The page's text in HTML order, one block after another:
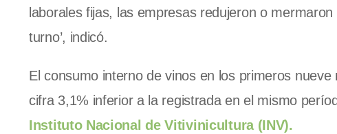
laborales fijas, las empresas redujeron o
turno’, indicó.
El consumo interno de vinos en los primeros
cifra 3,1% inferior a la registrada en el mismo
Instituto Nacional de Vitivinicultura (INV).